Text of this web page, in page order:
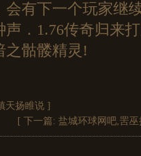
有下一个玩家继
．1.76传奇归来
之骷髅精灵!
天扬睢说 ]
[ 下一篇: 盐城环球网吧,罟